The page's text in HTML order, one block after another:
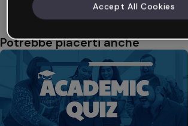
Potrebbe piacerti anche
Accept All Cookies